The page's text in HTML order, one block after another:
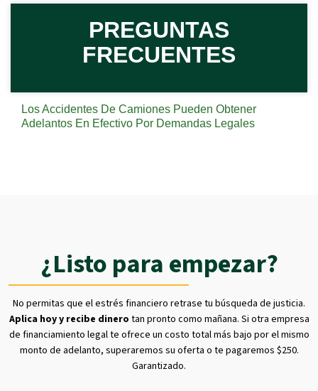
PREGUNTAS
FRECUENTES
Los Accidentes De Camiones Pueden Obtener
Adelantos En Efectivo Por Demandas Legales
¿Listo para empezar?
No permitas que el estrés financiero retrase tu búsqueda de justicia.
Aplica hoy y recibe dinero tan pronto como mañana. Si otra empresa
de financiamiento legal te ofrece un costo total más bajo por el mismo
monto de adelanto, superaremos su oferta o te pagaremos $250.
Garantizado.